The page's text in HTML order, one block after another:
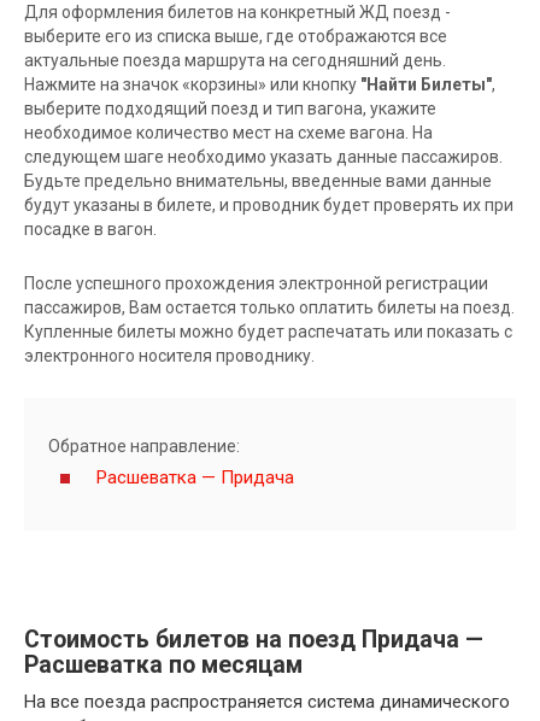
Для оформления билетов на конкретный ЖД поезд -
выберите его из списка выше, где отображаются все
актуальные поезда маршрута на сегодняшний день.
Нажмите на значок «корзины» или кнопку "Найти Билеты",
выберите подходящий поезд и тип вагона, укажите
необходимое количество мест на схеме вагона. На
следующем шаге необходимо указать данные пассажиров.
Будьте предельно внимательны, введенные вами данные
будут указаны в билете, и проводник будет проверять их при
посадке в вагон.
После успешного прохождения электронной регистрации
пассажиров, Вам остается только оплатить билеты на поезд.
Купленные билеты можно будет распечатать или показать с
электронного носителя проводнику.
Обратное направление:
Расшеватка — Придача
Стоимость билетов на поезд Придача —
Расшеватка по месяцам
На все поезда распространяется система динамического